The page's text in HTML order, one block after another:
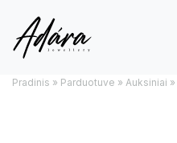
Pradinis » Parduotuve » Auksiniai »